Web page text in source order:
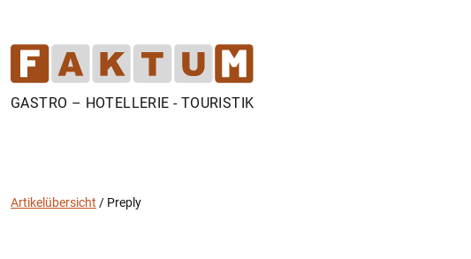
GASTRO – HOTELLERIE - TOURISTIK
Artikelübersicht / Preply